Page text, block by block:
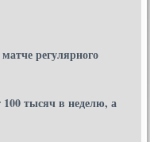
регулярного
тысяч в неделю, а